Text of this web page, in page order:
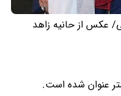
عکس از حانیه زاهد